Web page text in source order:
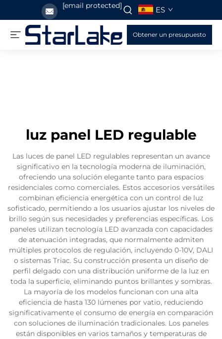
[email protected] ES
Obtener un presupuesto
luz panel LED regulable
Las luces de panel LED regulables representan un avance
significativo en la tecnología moderna de iluminación,
ofreciendo una solución elegante tanto para espacios
residenciales como comerciales. Estos accesorios versátiles
combinan eficiencia energética con un control de luz
sofisticado, permitiendo a los usuarios ajustar los niveles de
brillo según sus necesidades y preferencias específicas. Los
paneles utilizan tecnología LED avanzada con capacidades
de atenuación integradas, que normalmente admiten
múltiples protocolos de regulación, incluyendo 0-10V, DALI
o sistemas Triac. Su construcción presenta un diseño de
perfil delgado con una distribución uniforme de la luz en
toda la superficie, eliminando puntos brillantes y sombras.
La mayoría de los modelos funcionan con una alta
eficiencia de hasta 130 lúmenes por vatio, reduciendo
significativamente el consumo de energía en comparación
con soluciones de iluminación tradicionales. Los paneles
están disponibles en varios tamaños y temperaturas de